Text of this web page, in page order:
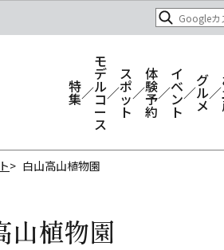
特
集
モ
デ
ル
コ
ー
ス
ス
ポ
ッ
ト
体
験
予
約
イ
ベ
ン
ト
グ
ル
メ
白山高山植物園
山植物園